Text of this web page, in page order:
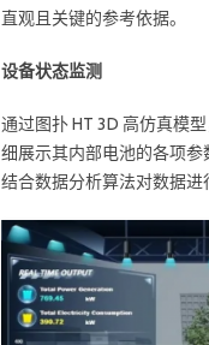
直观且关键的参考依据。
设备状态监测
通过图扑 HT 3D 高仿真模
细展示其内部电池的各项参
结合数据分析算法对数据进